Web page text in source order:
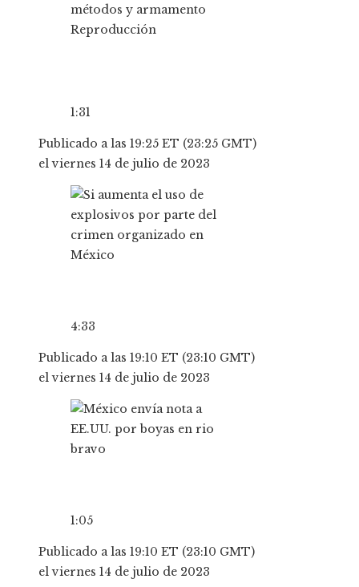
Reproducción
1:31
Publicado a las 19:25 ET (23:25 GMT)
el viernes 14 de julio de 2023
4:33
Publicado a las 19:10 ET (23:10 GMT)
el viernes 14 de julio de 2023
1:05
Publicado a las 19:10 ET (23:10 GMT)
el viernes 14 de julio de 2023